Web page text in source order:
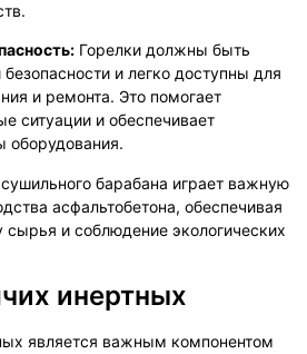
Горелки должны быть
и легко доступны для
и ремонта. Это помогает
ситуации и обеспечивает
оборудования.
барабана играет важную
асфальтобетона, обеспечивая
сырья и соблюдение экологических
инертных
является важным компонентом